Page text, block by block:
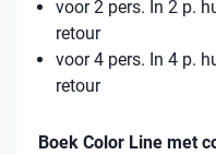
voor 2 pers. In 2 p.
retour
voor 4 pers. In 4 p.
retour
Boek Color Line met